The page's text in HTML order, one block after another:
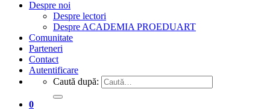
Despre noi
Despre lectori
Despre ACADEMIA PROEDUART
Comunitate
Parteneri
Contact
Autentificare
Caută după:
0